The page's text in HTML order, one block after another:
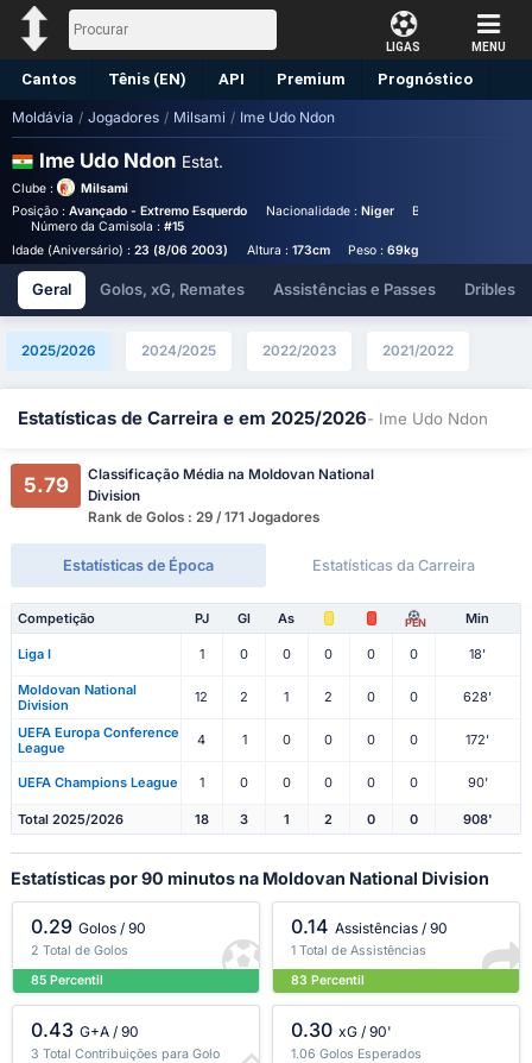
LIGAS MENU
Cantos Tênis (EN) API Premium Prognóstico
Moldávia / Jogadores / Milsami / Ime Udo Ndon
Ime Udo Ndon Estat.
Clube :
Milsami
Posição : Avançado - Extremo Esquerdo Nacionalidade : Niger Birthplace :
Número da Camisola : #15
Idade (Aniversário) : 23 (8/06 2003) Altura : 173cm Peso :69kg
Geral Golos, xG, Remates Assistências e Passes Dribles
2025/2026 2024/2025 2022/2023 2021/2022
Estatísticas de Carreira e em 2025/2026- Ime Udo Ndon
5.79
Classificação Média na Moldovan National
Division
Rank de Golos : 29 / 171 Jogadores
Estatísticas de Época Estatísticas da Carreira
Competição PJ Gl As PEN Min
Liga I 1 0 0 0 0 0 18'
Moldovan National
Division
12 2 1 2 0 0 628'
UEFA Europa Conference
League
4 1 0 0 0 0 172'
UEFA Champions League 1 0 0 0 0 0 90'
Total 2025/2026 18 3 1 2 0 0 908'
Estatísticas por 90 minutos na Moldovan National Division
0.29 Golos / 90
2 Total de Golos
85 Percentil
0.14 Assistências / 90
1 Total de Assistências
83 Percentil
0.43 G+A / 90
3 Total Contribuições para Golo
0.30 xG / 90'
1.06 Golos Esperados